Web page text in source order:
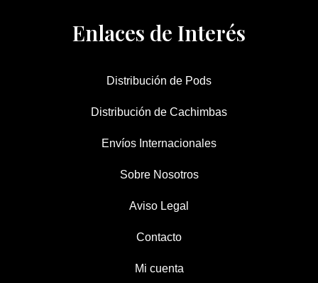
Enlaces de Interés
Distribución de Pods
Distribución de Cachimbas
Envíos Internacionales
Sobre Nosotros
Aviso Legal
Contacto
Mi cuenta